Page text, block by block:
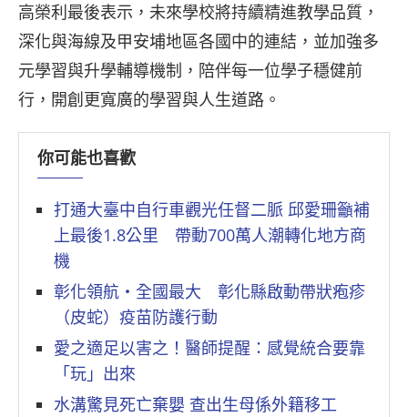
高榮利最後表示，未來學校將持續精進教學品質，
深化與海線及甲安埔地區各國中的連結，並加強多
元學習與升學輔導機制，陪伴每一位學子穩健前
行，開創更寬廣的學習與人生道路。
你可能也喜歡
打通大臺中自行車觀光任督二脈 邱愛珊籲補
上最後1.8公里 帶動700萬人潮轉化地方商
機
彰化領航‧全國最大 彰化縣啟動帶狀疱疹
（皮蛇）疫苗防護行動
愛之適足以害之！醫師提醒：感覺統合要靠
「玩」出來
水溝驚見死亡棄嬰 查出生母係外籍移工